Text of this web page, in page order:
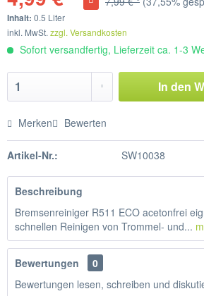
Inhalt: 0.5 Liter
inkl. MwSt. zzgl. Versandkosten
Sofort versandfertig, Lieferzeit ca. 1-3
In den
Merken Bewerten
Artikel-Nr.: SW10038
Beschreibung
Bremsenreiniger R511 ECO acetonfrei
schnellen Reinigen von Trommel- und...
Bewertungen
0
Bewertungen lesen, schreiben und